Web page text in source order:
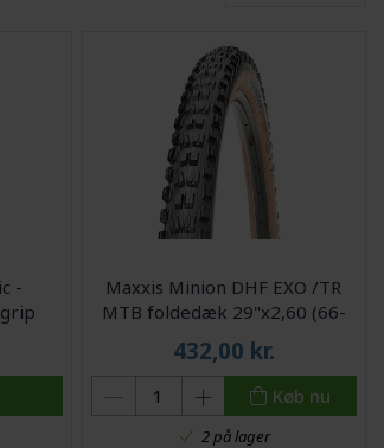
-
E-50
Maxxis Minion DHF EXO /TR
MTB foldedæk 29"x2,60 (66-
622) Sort/Brun
432,00 kr.
Køb nu
2 på lager